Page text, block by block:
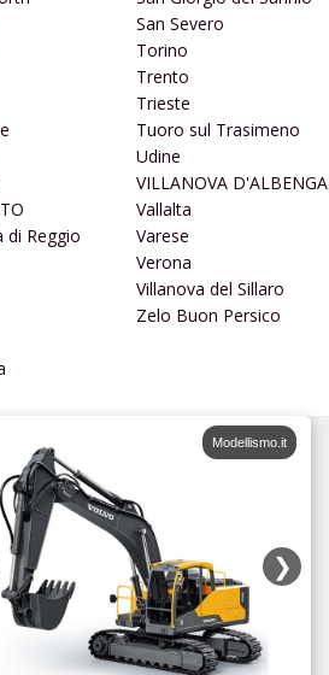
di Reggio
San Severo
Torino
Trento
Trieste
Tuoro sul Trasimeno
Udine
VILLANOVA D'ALBENGA
Vallalta
Varese
Verona
Villanova del Sillaro
Zelo Buon Persico
Modellismo.it
❯